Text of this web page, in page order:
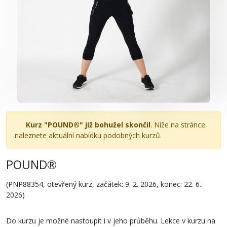
Kurz "POUND®" již bohužel skončil. Níže na stránce
naleznete aktuální nabídku podobných kurzů.
POUND®
(PNP88354, otevřený kurz, začátek: 9. 2. 2026, konec: 22. 6.
2026)
Do kurzu je možné nastoupit i v jeho průběhu. Lekce v kurzu na